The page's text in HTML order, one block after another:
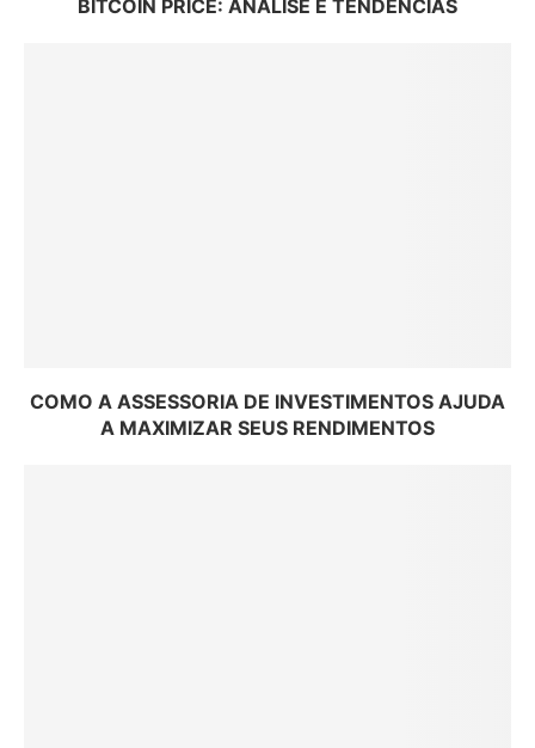
BITCOIN PRICE: ANÁLISE E TENDÊNCIAS
COMO A ASSESSORIA DE INVESTIMENTOS AJUDA
A MAXIMIZAR SEUS RENDIMENTOS